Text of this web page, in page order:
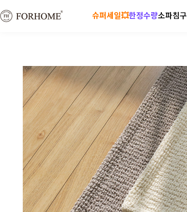
슈퍼세일💥한정수량소파침구